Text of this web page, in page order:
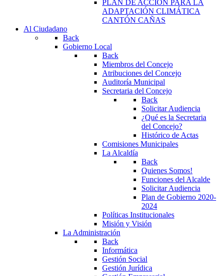
PLAN DE ACCIÓN PARA LA
ADAPTACIÓN CLIMÁTICA
CANTÓN CAÑAS
Al Ciudadano
Back
Gobierno Local
Back
Miembros del Concejo
Atribuciones del Concejo
Auditoría Municipal
Secretaria del Concejo
Back
Solicitar Audiencia
¿Qué es la Secretaria
del Concejo?
Histórico de Actas
Comisiones Municipales
La Alcaldía
Back
Quienes Somos!
Funciones del Alcalde
Solicitar Audiencia
Plan de Gobierno 2020-
2024
Políticas Institucionales
Misión y Visión
La Administración
Back
Informática
Gestión Social
Gestión Jurídica